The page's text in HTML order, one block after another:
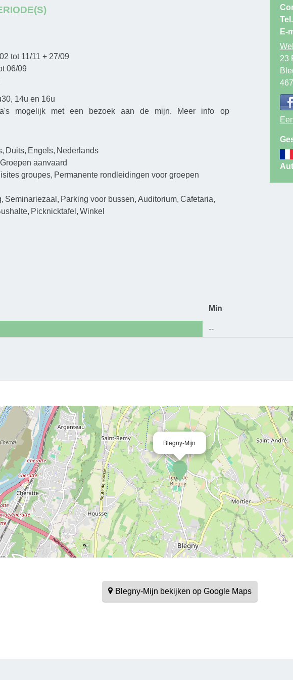
proces
In deze
niet de
de
Bezoek
vandaag
Het
gebruik
de
N.B.: Om
groot zijn.
Daarna
omgeving
bezoek
mijn-
tot 11/11 + 27/09
06/09
14u en 16u
mogelijk met een bezoek aan de mijn. Meer info op
Duits Engels Nederlands
Groepen aanvaard
groupes Permanente rondleidingen voor groepen
Seminariezaal Parking voor bussen Auditorium Cafetaria
Picknicktafel
Winkel
Min
--
E-
23
Blegny-Mijn
Blegny-Mijn bekijken op Google Maps